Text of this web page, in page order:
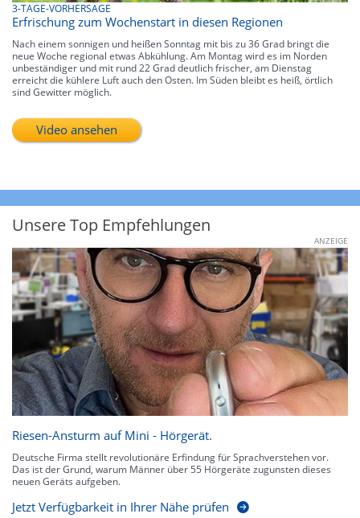
3-TAGE-VORHERSAGE
Erfrischung zum Wochenstart in diesen Regionen
Nach einem sonnigen und heißen Sonntag mit bis zu 36 Grad bringt die
neue Woche regional etwas Abkühlung. Am Montag wird es im Norden
unbeständiger und mit rund 22 Grad deutlich frischer, am Dienstag
erreicht die kühlere Luft auch den Osten. Im Süden bleibt es heiß, örtlich
sind Gewitter möglich.
Video ansehen
Unsere Top Empfehlungen
ANZEIGE
Riesen-Ansturm auf Mini - Hörgerät.
Deutsche Firma stellt revolutionäre Erfindung für Sprachverstehen vor.
Das ist der Grund, warum Männer über 55 Hörgeräte zugunsten dieses
neuen Geräts aufgeben.
Jetzt Verfügbarkeit in Ihrer Nähe prüfen